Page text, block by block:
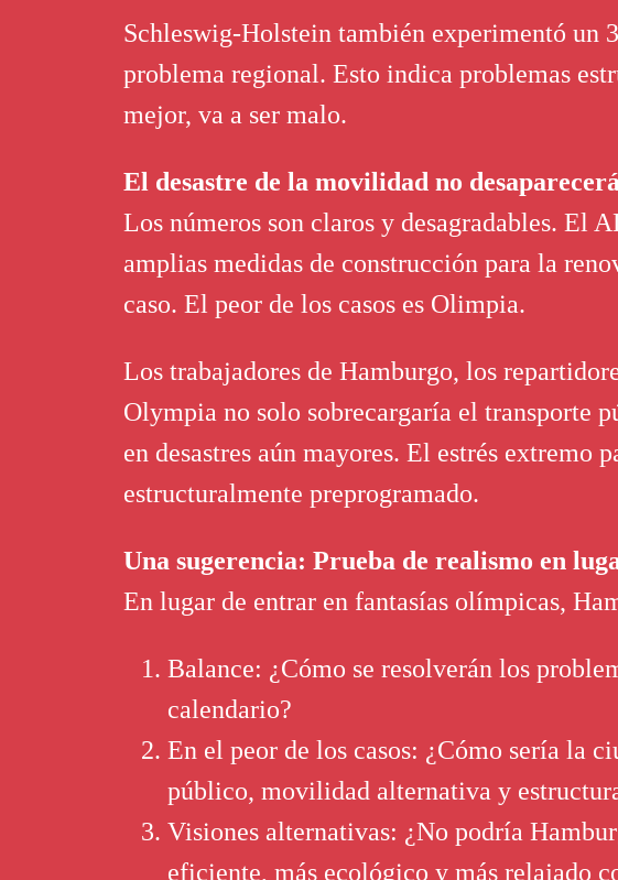
Schleswig-Holstein también experimentó un
problema regional. Esto indica problemas
mejor, va a ser malo.
El desastre de la movilidad no desaparecerá
Los números son claros y desagradables. El
amplias medidas de construcción para la
caso. El peor de los casos es Olimpia.
Los trabajadores de Hamburgo, los
Olympia no solo sobrecargaría el transporte
en desastres aún mayores. El estrés extremo
estructuralmente preprogramado.
Una sugerencia: Prueba de realismo en
En lugar de entrar en fantasías olímpicas,
Balance: ¿Cómo se resolverán los
calendario?
En el peor de los casos: ¿Cómo sería la
público, movilidad alternativa y
Visiones alternativas: ¿No podría
eficiente, más ecológico y más relajado